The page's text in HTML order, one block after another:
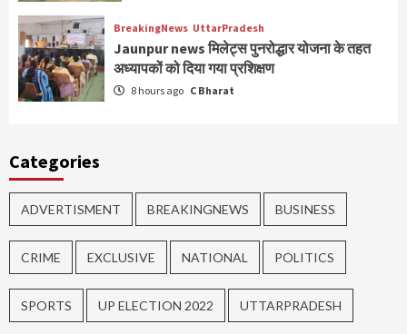
BreakingNews UttarPradesh
Jaunpur news मिलेट्स पुनरोद्धार योजना के तहत
अध्यापकों को दिया गया प्रशिक्षण
8 hours ago C Bharat
Categories
ADVERTISMENT BREAKINGNEWS BUSINESS
CRIME EXCLUSIVE NATIONAL POLITICS
SPORTS UP ELECTION 2022 UTTARPRADESH